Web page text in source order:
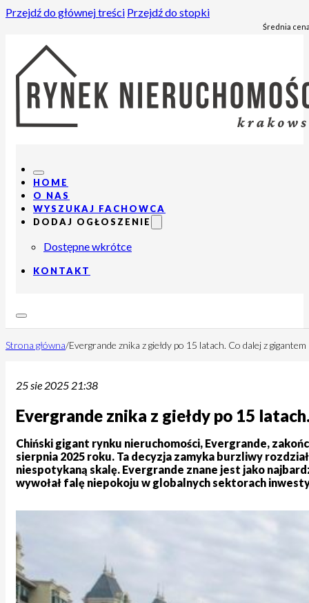
Przejdź do głównej treści Przejdź do stopki
Średnia
HOME
O NAS
WYSZUKAJ FACHOWCA
DODAJ OGŁOSZENIE
Dostępne wkrótce
KONTAKT
Strona główna/Evergrande znika z giełdy po 15 latach. Co dalej z
25 sie 2025 21:38
Evergrande znika z giełdy po 15
Chiński gigant rynku nieruchomości, Evergrande,
sierpnia 2025 roku. Ta decyzja zamyka burzliwy
niespotykaną skalę. Evergrande znane jest jako
wywołał falę niepokoju w globalnych sektorach